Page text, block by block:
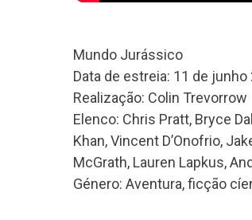
Mundo Jurássico
Data de estreia: 11 de junho
Realização: Colin Trevorrow
Elenco: Chris Pratt, Bryce
Khan, Vincent D’Onofrio,
McGrath, Lauren Lapkus,
Género: Aventura, ficção